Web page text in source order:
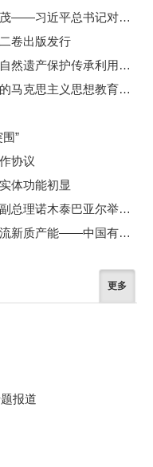
让中朝传统友谊之树更加根深叶茂——习近平总书记对朝鲜进行国事访问纪实
卷出版发行
在习近平文化思想引领下文化和自然遗产保护传承利用工作开创新局面
伟大征程丨延安整风：一次深刻的马克思主义思想教育运动
”
协议
体功能初显
中铝集团董事长段向东与蒙古国副总理诺木泰巴亚尔举行会谈
锻造无愧时代无愧使命的世界一流新质产能——中国有色金属工业的战略应对与破局之道（二）
更多
报道